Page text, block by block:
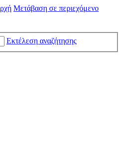
Μετάβαση σε περιεχόμενο
Εκτέλεση αναζήτησης